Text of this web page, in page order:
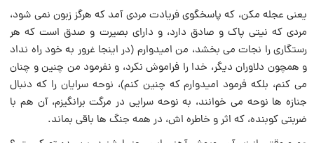
يعنى عجله مکن، که پاسخگوى فريادت مردى آمد که هرگز زبون نمى شود،
مردى که نيتى پاک و صادق دارد، و داراى بصيرت و صدق است که هر
رستگارى را نجات مى بخشد، من اميدوارم (در اينجا غرور به خود راه نداد
و همچون دلاوران ديگر، خدا را فراموش نکرد، و نفرمود من چنين و چنان
مى کنم، بلکه فرمود اميدوارم که چنين کنم)، نوحه سرايان را که دنبال
جنازه ها نوحه مى خوانند، به نوحه سرايى در مرگت برانگيزم، آن هم با
ضربتى کوبنده، که اثر و خاطره اش، در همه جنگ ها باقى بماند.